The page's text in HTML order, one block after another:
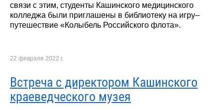
связи с этим, студенты Кашинского медицинского
колледжа были приглашены в библиотеку на игру–
путешествие «Колыбель Российского флота».
22 февраля 2022 г.
Встреча с директором Кашинского
краеведческого музея